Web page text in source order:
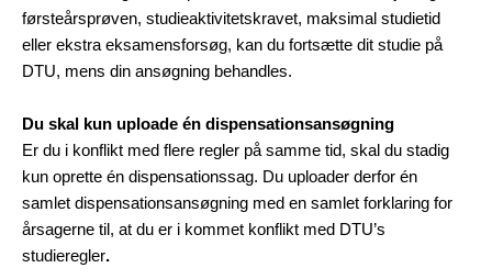
førsteårsprøven, studieaktivitetskravet, maksimal studietid
eller ekstra eksamensforsøg, kan du fortsætte dit studie på
DTU, mens din ansøgning behandles.
Du skal kun uploade én dispensationsansøgning
Er du i konflikt med flere regler på samme tid, skal du stadig
kun oprette én dispensationssag. Du uploader derfor én
samlet dispensationsansøgning med en samlet forklaring for
årsagerne til, at du er i kommet konflikt med DTU’s
studieregler.